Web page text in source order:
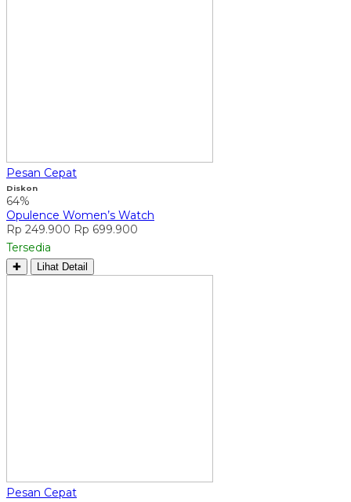
Pesan Cepat
Diskon
64%
Opulence Women’s Watch
Rp 249.900 Rp 699.900
Tersedia
✚ Lihat Detail
Pesan Cepat